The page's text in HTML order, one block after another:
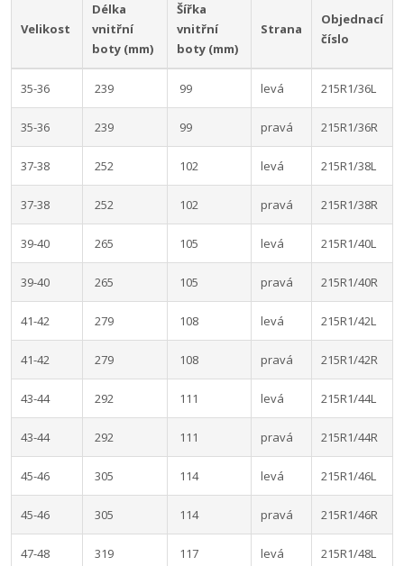
Velikost
Délka
vnitřní
boty (mm)
Šířka
vnitřní
boty (mm)
Strana
Objednací
číslo
35-36 239 99 levá 215R1/36L
35-36 239 99 pravá 215R1/36R
37-38 252 102 levá 215R1/38L
37-38 252 102 pravá 215R1/38R
39-40 265 105 levá 215R1/40L
39-40 265 105 pravá 215R1/40R
41-42 279 108 levá 215R1/42L
41-42 279 108 pravá 215R1/42R
43-44 292 111 levá 215R1/44L
43-44 292 111 pravá 215R1/44R
45-46 305 114 levá 215R1/46L
45-46 305 114 pravá 215R1/46R
47-48 319 117 levá 215R1/48L